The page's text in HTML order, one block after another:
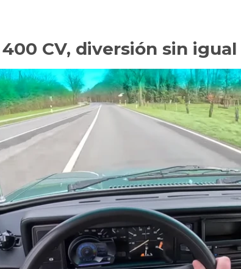
CV, diversión sin igual